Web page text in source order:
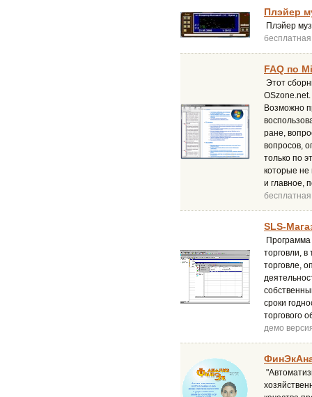
Плэйер
Плэйер
бесплатная
FAQ по
Этот
Возможно
ране,
вопросов,
только по
которые не
и главное,
бесплатная
SLS-
торговли,
торговле,
сроки
торгового
демо